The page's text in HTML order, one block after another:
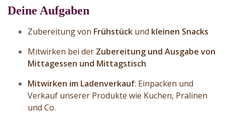
Deine Aufgaben
Zubereitung von Frühstück und kleinen Snacks
Mitwirken bei der Zubereitung und Ausgabe von
Mittagessen und Mittagstisch
Mitwirken im Ladenverkauf: Einpacken und
Verkauf unserer Produkte wie Kuchen, Pralinen
und Co.